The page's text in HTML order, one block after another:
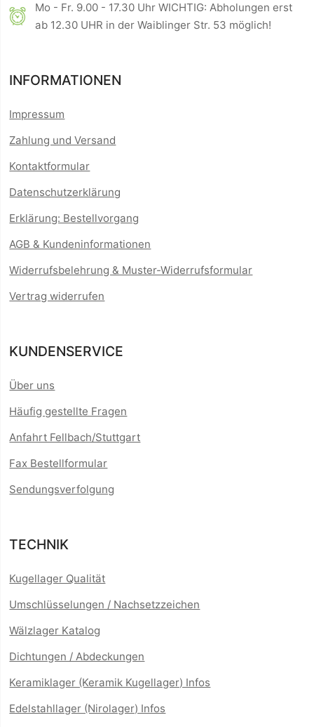
Mo - Fr. 9.00 - 17.30 Uhr WICHTIG: Abholungen erst
ab 12.30 UHR in der Waiblinger Str. 53 möglich!
INFORMATIONEN
Impressum
Zahlung und Versand
Kontaktformular
Datenschutzerklärung
Erklärung: Bestellvorgang
AGB & Kundeninformationen
Widerrufsbelehrung & Muster-Widerrufsformular
Vertrag widerrufen
KUNDENSERVICE
Über uns
Häufig gestellte Fragen
Anfahrt Fellbach/Stuttgart
Fax Bestellformular
Sendungsverfolgung
TECHNIK
Kugellager Qualität
Umschlüsselungen / Nachsetzzeichen
Wälzlager Katalog
Dichtungen / Abdeckungen
Keramiklager (Keramik Kugellager) Infos
Edelstahllager (Nirolager) Infos